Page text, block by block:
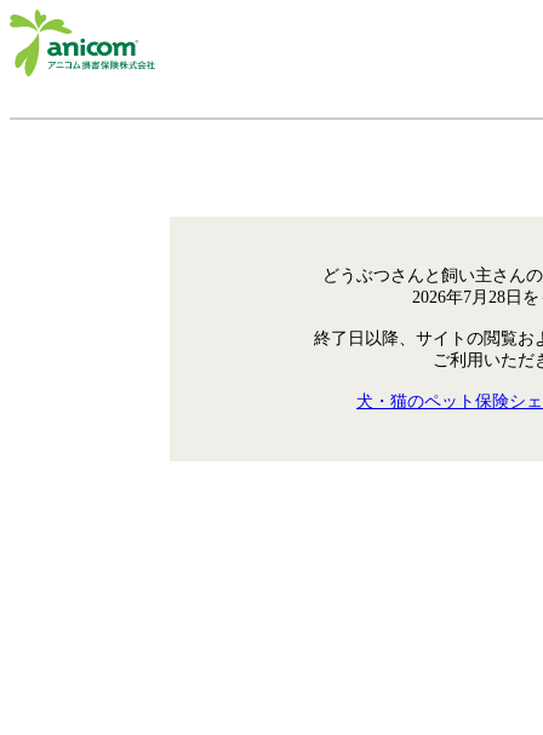
どうぶつさんと飼い主さん
2026年7月28日
終了日以降、サイトの閲覧お
ご利用いただ
犬・猫のペット保険シ